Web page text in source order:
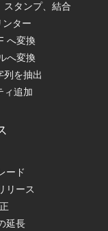
スタンプ、結合
ンター
へ変換
へ変換
列を抽出
ィ追加
ード
リース
延長